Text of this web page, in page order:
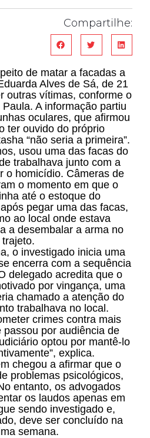
Compartilhe:
de matar a facadas a
Alves de Sá, de 21
outras vítimas, conforme o
A informação partiu
oculares, que afirmou
ter ouvido do próprio
“não seria a primeira”.
usou uma das facas do
trabalhava junto com a
o homicídio. Câmeras de
o momento em que o
até o estoque do
pegar uma das facas,
ao local onde estava
a desembalar a arma no
trajeto.
o investigado inicia uma
encerra com a sequência
delegado acredita que o
por vingança, uma
chamado a atenção do
trabalhava no local.
crimes contra mais
passou por audiência de
optou por mantê-lo
explica.
chegou a afirmar que o
problemas psicológicos,
entanto, os advogados
os laudos apenas em
sendo investigado e,
deve ser concluído na
semana.